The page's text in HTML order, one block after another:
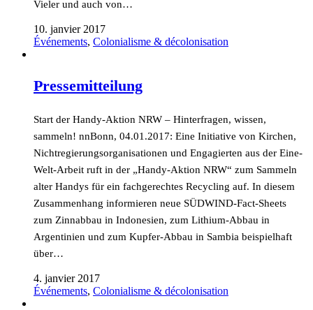
Vieler und auch von…
10. janvier 2017
Événements, Colonialisme & décolonisation
Pressemitteilung
Start der Handy-Aktion NRW – Hinterfragen, wissen,
sammeln! nnBonn, 04.01.2017: Eine Initiative von Kirchen,
Nichtregierungsorganisationen und Engagierten aus der Eine-
Welt-Arbeit ruft in der „Handy-Aktion NRW“ zum Sammeln
alter Handys für ein fachgerechtes Recycling auf. In diesem
Zusammenhang informieren neue SÜDWIND-Fact-Sheets
zum Zinnabbau in Indonesien, zum Lithium-Abbau in
Argentinien und zum Kupfer-Abbau in Sambia beispielhaft
über…
4. janvier 2017
Événements, Colonialisme & décolonisation